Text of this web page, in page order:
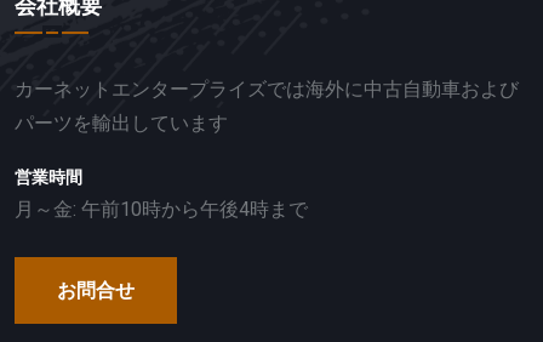
会社概要
カーネットエンタープライズでは海外に中古自動車および
パーツを輸出しています
営業時間
月～金: 午前10時から午後4時まで
お問合せ